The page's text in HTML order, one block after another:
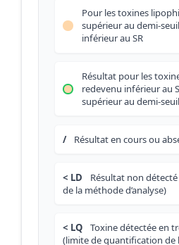
Pour les toxines
supérieur au demi-
inférieur au SR
Résultat pour les
redevenu inférieur au
supérieur au demi-seuil
/ Résultat en cours ou
< LD
Résultat non
de la méthode d’analyse)
< LQ
Toxine détectée en
(limite de quantification de